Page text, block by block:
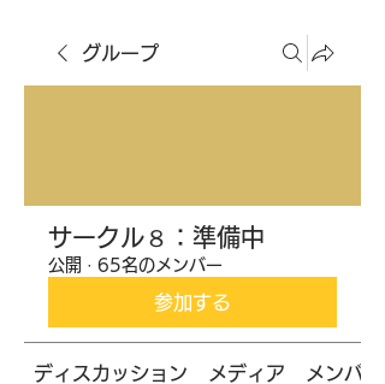
グループ
サークル８：準備中
公開 · 65名のメンバー
参加する
ディスカッション メディア メンバー